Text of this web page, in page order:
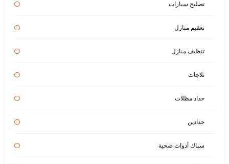
تصليح سيارات
تعقيم منازل
تنظيف منازل
ثلاجات
حداد مظلات
حدادين
سباك أدوات صحية